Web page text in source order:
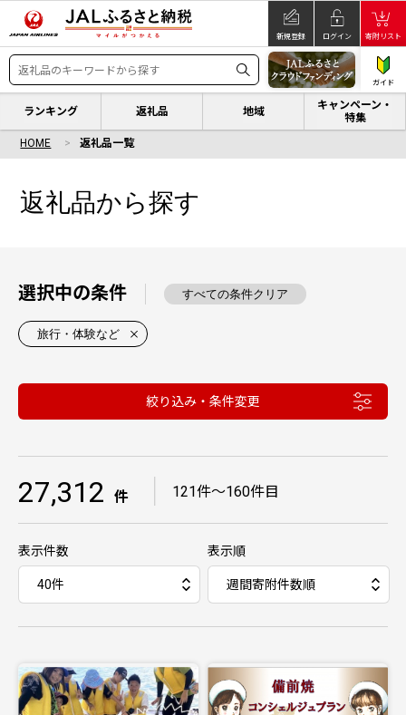
新規登録 ログイン 寄附リスト
ガイド
ランキング 返礼品 地域
キャンペーン・
特集
HOME 返礼品一覧
返礼品から探す
選択中の条件 すべての条件クリア
旅行・体験など
絞り込み・条件変更
27,312 件 121件〜160件目
表示件数 表示順